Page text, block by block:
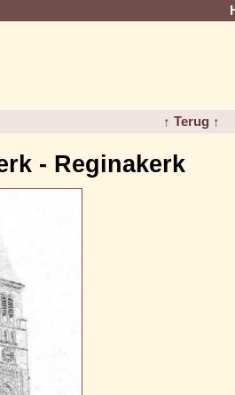
↑ Terug ↑
- Reginakerk